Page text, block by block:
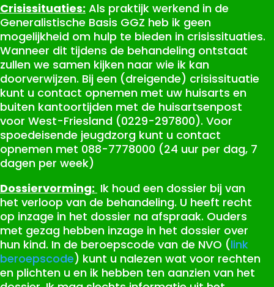
Crisissituaties: Als praktijk werkend in de
Generalistische Basis GGZ heb ik geen
mogelijkheid om hulp te bieden in crisissituaties.
Wanneer dit tijdens de behandeling ontstaat
zullen we samen kijken naar wie ik kan
doorverwijzen. Bij een (dreigende) crisissituatie
kunt u contact opnemen met uw huisarts en
buiten kantoortijden met de huisartsenpost
voor West-Friesland (0229-297800). Voor
spoedeisende jeugdzorg kunt u contact
opnemen met 088-7778000 (24 uur per dag, 7
dagen per week)
Dossiervorming: Ik houd een dossier bij van
het verloop van de behandeling. U heeft recht
op inzage in het dossier na afspraak. Ouders
met gezag hebben inzage in het dossier over
hun kind. In de beroepscode van de NVO (link
beroepscode) kunt u nalezen wat voor rechten
en plichten u en ik hebben ten aanzien van het